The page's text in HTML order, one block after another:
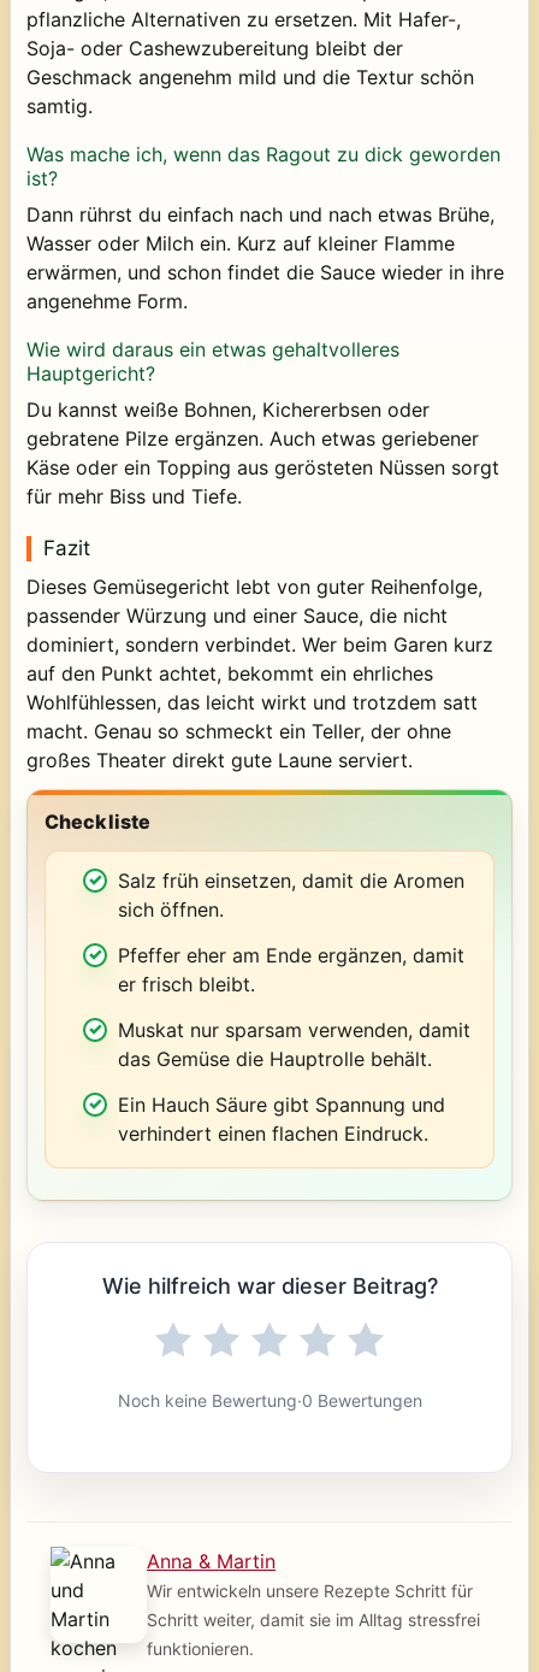
pflanzliche Alternativen zu ersetzen. Mit Hafer-,
Soja- oder Cashewzubereitung bleibt der
Geschmack angenehm mild und die Textur schön
samtig.
Was mache ich, wenn das Ragout zu dick geworden
ist?
Dann rührst du einfach nach und nach etwas Brühe,
Wasser oder Milch ein. Kurz auf kleiner Flamme
erwärmen, und schon findet die Sauce wieder in ihre
angenehme Form.
Wie wird daraus ein etwas gehaltvolleres
Hauptgericht?
Du kannst weiße Bohnen, Kichererbsen oder
gebratene Pilze ergänzen. Auch etwas geriebener
Käse oder ein Topping aus gerösteten Nüssen sorgt
für mehr Biss und Tiefe.
Fazit
Dieses Gemüsegericht lebt von guter Reihenfolge,
passender Würzung und einer Sauce, die nicht
dominiert, sondern verbindet. Wer beim Garen kurz
auf den Punkt achtet, bekommt ein ehrliches
Wohlfühlessen, das leicht wirkt und trotzdem satt
macht. Genau so schmeckt ein Teller, der ohne
großes Theater direkt gute Laune serviert.
Checkliste
Salz früh einsetzen, damit die Aromen
sich öffnen.
Pfeffer eher am Ende ergänzen, damit
er frisch bleibt.
Muskat nur sparsam verwenden, damit
das Gemüse die Hauptrolle behält.
Ein Hauch Säure gibt Spannung und
verhindert einen flachen Eindruck.
Wie hilfreich war dieser Beitrag?
Noch keine Bewertung·0 Bewertungen
Anna & Martin
Wir entwickeln unsere Rezepte Schritt für
Schritt weiter, damit sie im Alltag stressfrei
funktionieren.